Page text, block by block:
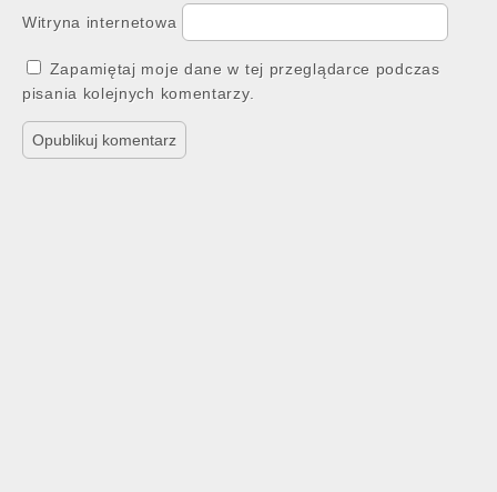
Witryna internetowa
Zapamiętaj moje dane w tej przeglądarce podczas
pisania kolejnych komentarzy.